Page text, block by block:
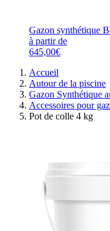
Gazon synthétique
à partir de
645,00€
Accueil
Autour de la piscine
Gazon Synthétique
Accessoires pour
Pot de colle 4 kg